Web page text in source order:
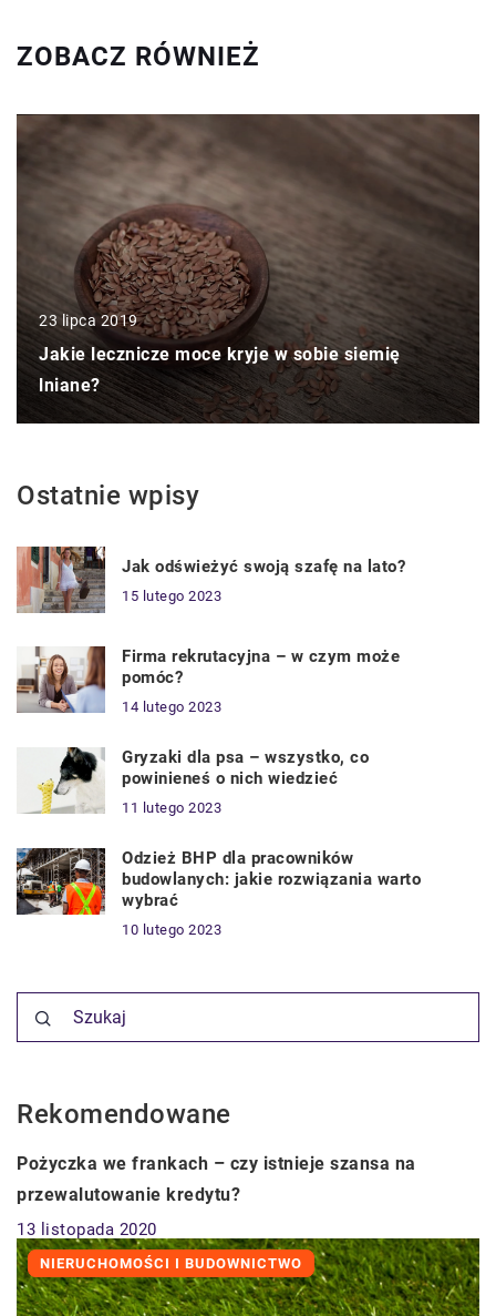
ZOBACZ RÓWNIEŻ
23 lipca 2019
Jakie lecznicze moce kryje w sobie siemię
lniane?
Ostatnie wpisy
Jak odświeżyć swoją szafę na lato?
15 lutego 2023
Firma rekrutacyjna – w czym może
pomóc?
14 lutego 2023
Gryzaki dla psa – wszystko, co
powinieneś o nich wiedzieć
11 lutego 2023
Odzież BHP dla pracowników
budowlanych: jakie rozwiązania warto
wybrać
10 lutego 2023
Rekomendowane
BIZNES I USŁUGI
Pożyczka we frankach – czy istnieje szansa na
przewalutowanie kredytu?
13 listopada 2020
NIERUCHOMOŚCI I BUDOWNICTWO